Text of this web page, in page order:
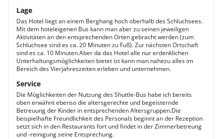
Lage
Das Hotel liegt an einem Berghang hoch oberhalb des Schluchsees.
Mit dem hoteleigenen Bus kann man aber zu seinen jeweiligen
Aktivitäten an den entsprechenden Orten gebracht werden (zum
Schluchsee sind es ca. 20 Minuten zu Fuß). Zur nächsten Ortschaft
sind es ca. 10 Minuten.Aber da das Hotel alle nur erdenklichen
Unterhaltungsmöglichkeiten bietet ist kann man nahezu alles im
Bereich des Vierjahreszeiten erleben und unternehmen.
Service
Die Möglichkeiten der Nutzung des Shuttle-Bus habe ich bereits
oben erwähnt ebenso die altersgerechte und begeisternde
Betreuung der Kinder in entsprechenden Altersgruppen.Die
beispielhafte Freundlichkeit des Personals beginnt an der Rezeption
setzt sich in den Restaurants fort und findet in der Zimmerbetreung
und -reinigung seine Entsprechung.